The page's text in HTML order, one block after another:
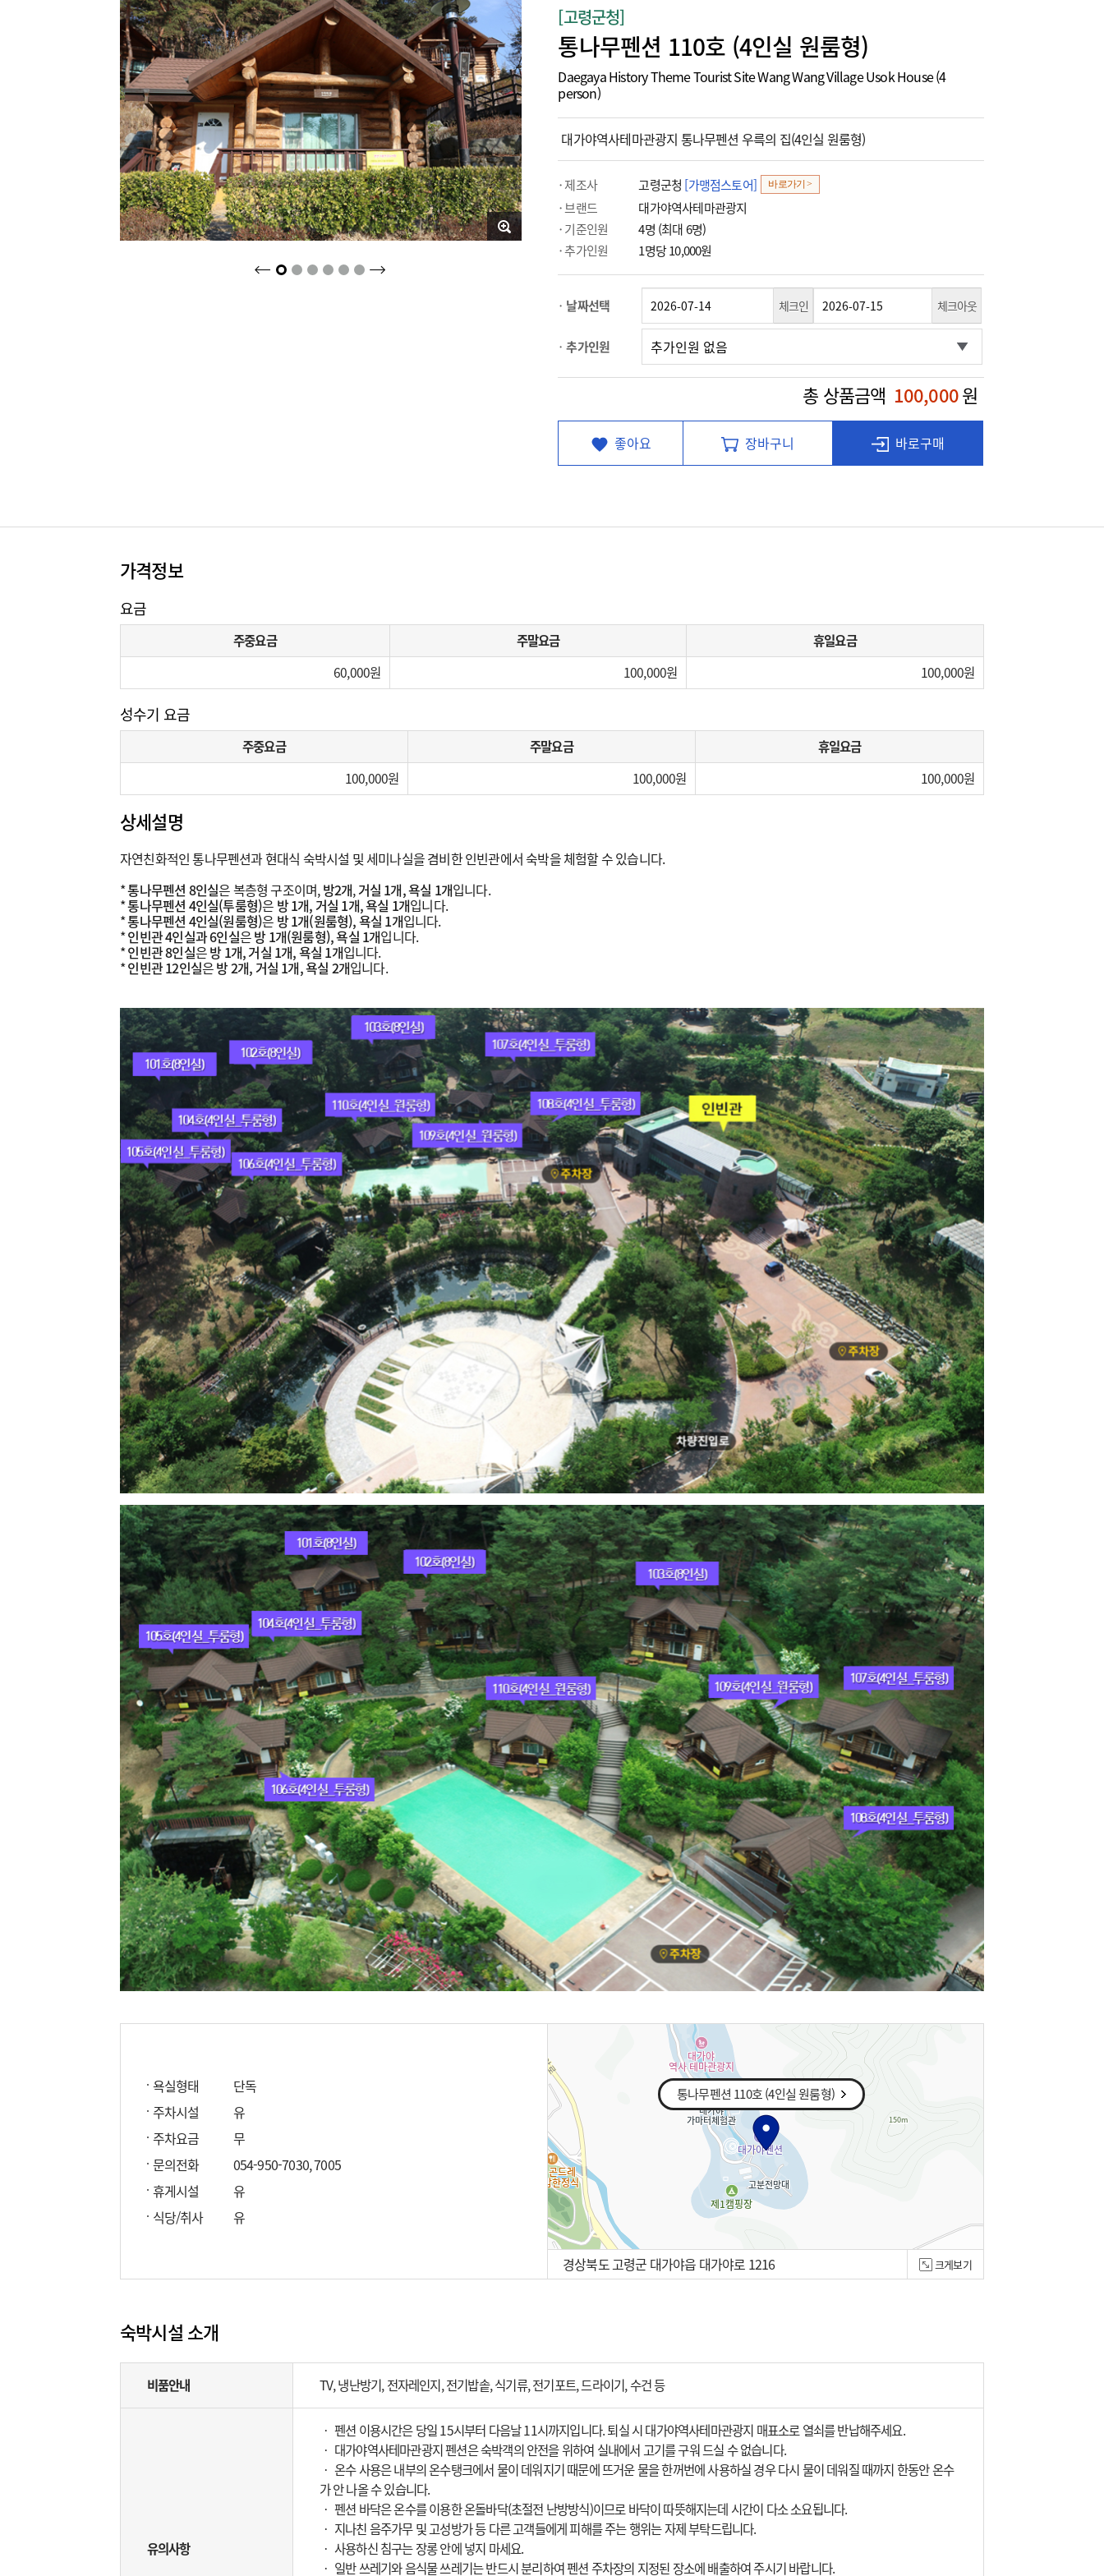
2 3 4 5 6
[고령군청]
통나무펜션 110호 (4인실 원룸형)
Daegaya History Theme Tourist Site Wang Wang Village Usok House (4
person)
대가야역사테마관광지 통나무펜션 우륵의 집(4인실 원룸형)
제조사 고령군청 [가맹점스토어] 바로가기 >
브랜드
대가야역사테마관광지
기준인원
4명 (최대 6명)
추가인원
1명당 10,000원
날짜선택 체크인 체크아웃
추가인원
총 상품금액 100,000원
좋아요 장바구니 바로구매
가격정보
요금
주중요금 주말요금
휴일요금
60,000
100,000 100,000
성수기 요금
주중요금 주말요금
휴일요금
100,000
100,000 100,000
상세설명
자연친화적인 통나무펜션과 현대식 숙박시설 및 세미나실을 겸비한 인빈관에서 숙박을 체험할 수 있습니다.
*통나무펜션 8인실은 복층형 구조이며,방2개,거실 1개, 욕실 1개입니다.
*통나무펜션 4인실(투룸형)은 방 1개, 거실 1개, 욕실 1개입니다.
*통나무펜션 4인실(원룸형)은 방 1개(원룸형), 욕실 1개입니다.
*인빈관 4인실과 6인실은방 1개(원룸형), 욕실 1개입니다.
*인빈관 8인실은방 1개, 거실 1개, 욕실 1개입니다.
*인빈관 12인실은방 2개, 거실 1개, 욕실 2개입니다.
욕실형태
단독
주차시설
유
주차요금
무
문의전화
054-950-7030, 7005
휴게시설
유
식당/취사
유
통나무펜션 110호 (4인실 원룸형)
100m
경상북도 고령군 대가야읍 대가야로 1216 크게보기
숙박시설 소개
비품안내 TV, 냉난방기, 전자레인지, 전기밥솥, 식기류, 전기포트, 드라이기, 수건 등
유의사항
‧ 펜션 이용시간은 당일 15시부터 다음날 11시까지입니다. 퇴실 시 대가야역사테마관광지 매표소로 열쇠를 반납해주세요.
‧ 대가야역사테마관광지 펜션은 숙박객의 안전을 위하여 실내에서 고기를 구워 드실 수 없습니다.
‧ 온수 사용은 내부의 온수탱크에서 물이 데워지기 때문에 뜨거운 물을 한꺼번에 사용하실 경우 다시 물이 데워질 때까지 한동안 온수
가 안 나올 수 있습니다.
‧ 펜션 바닥은 온수를 이용한 온돌바닥(초절전 난방방식)이므로 바닥이 따뜻해지는데 시간이 다소 소요됩니다.
‧ 지나친 음주가무 및 고성방가 등 다른 고객들에게 피해를 주는 행위는 자제 부탁드립니다.
‧ 사용하신 침구는 장롱 안에 넣지 마세요.
‧ 일반 쓰레기와 음식물 쓰레기는 반드시 분리하여 펜션 주차장의 지정된 장소에 배출하여 주시기 바랍니다.